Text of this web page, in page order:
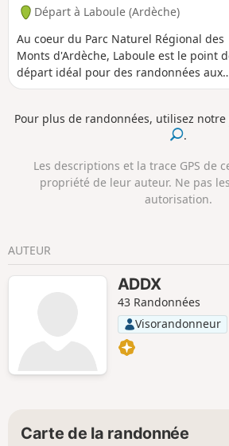
Départ à Laboule (Ardèche)
Au coeur du Parc Naturel Régional des
Monts d'Ardèche, Laboule est le point
départ idéal pour des randonnées aux
ambiances contrastées. Trois journées
sommet des Cévennes(1548m) avec ses
monts rocheux et ses rivières naturelles.
sauvage, il vaut le déplacement.
d'hébergement confortable sur place.
Pour plus de randonnées, utilisez notre
.
Les descriptions et la trace GPS de
propriété de leur auteur. Ne pas
autorisation.
AUTEUR
ADDX
43 Randonnées
Visorandonneur
Carte de la randonnée